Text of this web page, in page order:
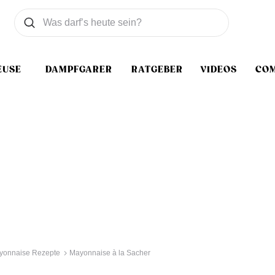
DAMPFGARER RATGEBER VIDEOS
Was wollen Sie suchen
Suchen
Rezepte Mayonnaise à la Sacher